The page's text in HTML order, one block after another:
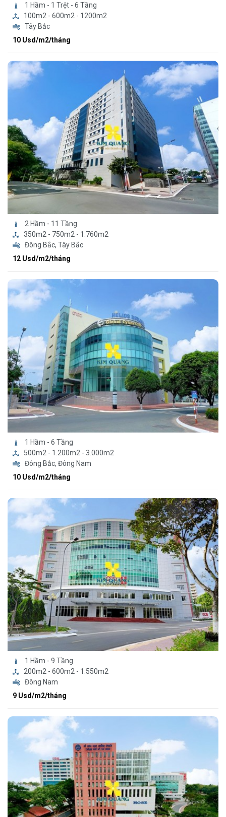
1 Hầm - 1 Trệt - 6 Tầng
100m2 - 600m2 - 1200m2
Tây Bắc
10 Usd/m2/tháng
2 Hầm - 11 Tầng
350m2 - 750m2 - 1.760m2
Đông Bắc, Tây Bắc
12 Usd/m2/tháng
1 Hầm - 6 Tầng
500m2 - 1.200m2 - 3.000m2
Đông Bắc, Đông Nam
10 Usd/m2/tháng
1 Hầm - 9 Tầng
200m2 - 600m2 - 1.550m2
Đông Nam
9 Usd/m2/tháng